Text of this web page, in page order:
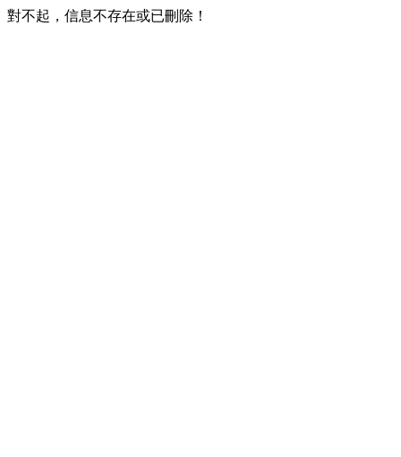
對不起，信息不存在或已刪除！